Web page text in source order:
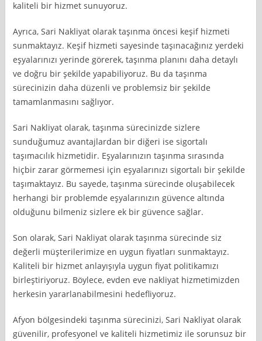
kaliteli bir hizmet sunuyoruz.
Ayrıca, Sari Nakliyat olarak taşınma öncesi keşif hizmeti
sunmaktayız. Keşif hizmeti sayesinde taşınacağınız yerdeki
eşyalarınızı yerinde görerek, taşınma planını daha detaylı
ve doğru bir şekilde yapabiliyoruz. Bu da taşınma
sürecinizin daha düzenli ve problemsiz bir şekilde
tamamlanmasını sağlıyor.
Sari Nakliyat olarak, taşınma sürecinizde sizlere
sunduğumuz avantajlardan bir diğeri ise sigortalı
taşımacılık hizmetidir. Eşyalarınızın taşınma sırasında
hiçbir zarar görmemesi için eşyalarınızı sigortalı bir şekilde
taşımaktayız. Bu sayede, taşınma sürecinde oluşabilecek
herhangi bir problemde eşyalarınızın güvence altında
olduğunu bilmeniz sizlere ek bir güvence sağlar.
Son olarak, Sari Nakliyat olarak taşınma sürecinde siz
değerli müşterilerimize en uygun fiyatları sunmaktayız.
Kaliteli bir hizmet anlayışıyla uygun fiyat politikamızı
birleştiriyoruz. Böylece, evden eve nakliyat hizmetimizden
herkesin yararlanabilmesini hedefliyoruz.
Afyon bölgesindeki taşınma sürecinizi, Sari Nakliyat olarak
güvenilir, profesyonel ve kaliteli hizmetimiz ile sorunsuz bir